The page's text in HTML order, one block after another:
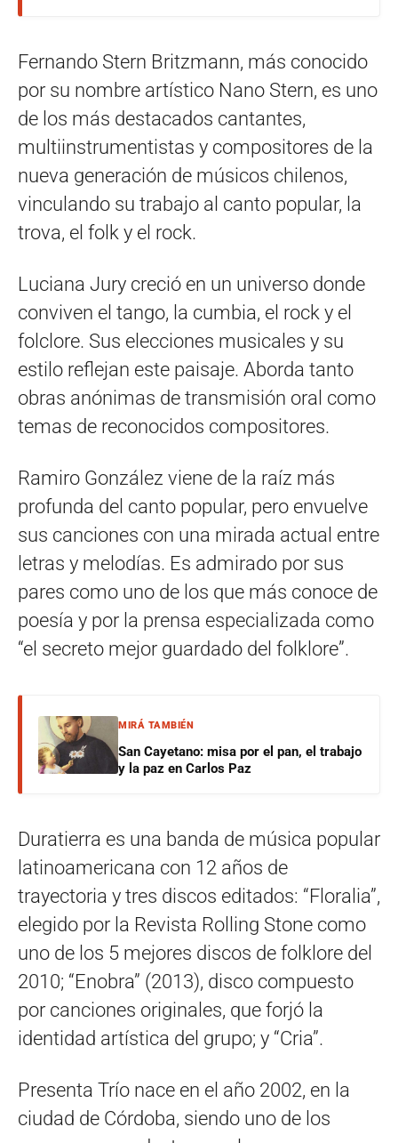
Fernando Stern Britzmann, más conocido
por su nombre artístico Nano Stern, es uno
de los más destacados cantantes,
multiinstrumentistas y compositores de la
nueva generación de músicos chilenos,
vinculando su trabajo al canto popular, la
trova, el folk y el rock.
Luciana Jury creció en un universo donde
conviven el tango, la cumbia, el rock y el
folclore. Sus elecciones musicales y su
estilo reflejan este paisaje. Aborda tanto
obras anónimas de transmisión oral como
temas de reconocidos compositores.
Ramiro González viene de la raíz más
profunda del canto popular, pero envuelve
sus canciones con una mirada actual entre
letras y melodías. Es admirado por sus
pares como uno de los que más conoce de
poesía y por la prensa especializada como
“el secreto mejor guardado del folklore”.
MIRÁ TAMBIÉN
San Cayetano: misa por el pan, el trabajo
y la paz en Carlos Paz
Duratierra es una banda de música popular
latinoamericana con 12 años de
trayectoria y tres discos editados: “Floralia”,
elegido por la Revista Rolling Stone como
uno de los 5 mejores discos de folklore del
2010; “Enobra” (2013), disco compuesto
por canciones originales, que forjó la
identidad artística del grupo; y “Cria”.
Presenta Trío nace en el año 2002, en la
ciudad de Córdoba, siendo uno de los